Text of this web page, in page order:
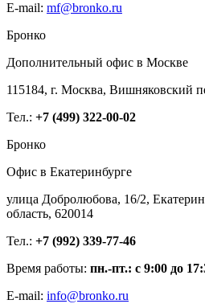
E-mail: mf@bronko.ru
Бронко
Дополнительный офис в Москве
115184, г. Москва, Вишняковский
Тел.: +7 (499) 322-00-02
Бронко
Офис в Екатеринбурге
улица Добролюбова, 16/2,
область, 620014
Тел.: +7 (992) 339-77-46
Время работы: пн.-пт.: с 9:00 до
E-mail: info@bronko.ru